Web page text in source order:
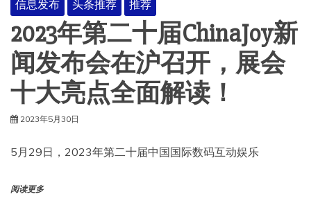
信息发布 头条推荐 推荐
2023年第二十届ChinaJoy新
闻发布会在沪召开，展会
十大亮点全面解读！
2023年5月30日
5月29日，2023年第二十届中国国际数码互动娱乐
阅读更多